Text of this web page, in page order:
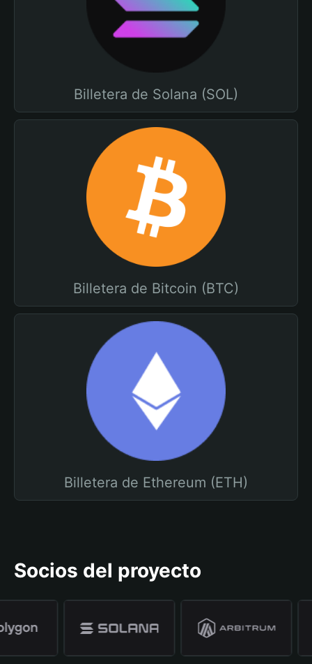
Billetera de Solana (SOL)
Billetera de Bitcoin (BTC)
Billetera de Ethereum (ETH)
Socios del proyecto